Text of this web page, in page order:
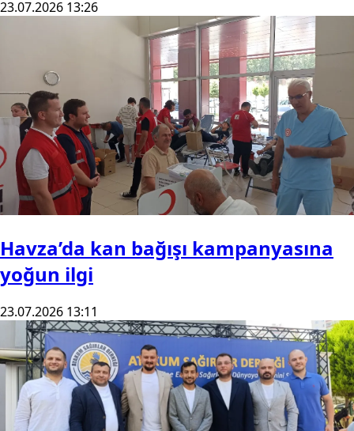
23.07.2026 13:26
Havza’da kan bağışı kampanyasına
yoğun ilgi
23.07.2026 13:11